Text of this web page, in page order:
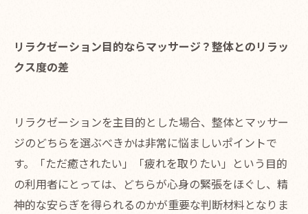
リラクゼーション目的ならマッサージ？整体とのリラッ
クス度の差
リラクゼーションを主目的とした場合、整体とマッサー
ジのどちらを選ぶべきかは非常に悩ましいポイントで
す。「ただ癒されたい」「疲れを取りたい」という目的
の利用者にとっては、どちらが心身の緊張をほぐし、精
神的な安らぎを得られるのかが重要な判断材料となりま